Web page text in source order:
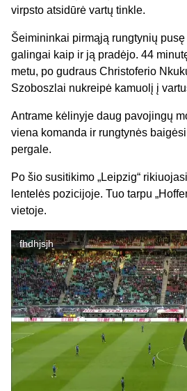
virpsto atsidūrė vartų tinkle.
Šeimininkai pirmąją rungtynių
galingai kaip ir ją pradėjo. 44
metu, po gudraus Christoferio
Szoboszlai nukreipė kamuolį į
Antrame kėlinyje daug pavojingų
viena komanda ir rungtynės
pergale.
Po šio susitikimo „Leipzig“
lentelės pozicijoje. Tuo tarpu
vietoje.